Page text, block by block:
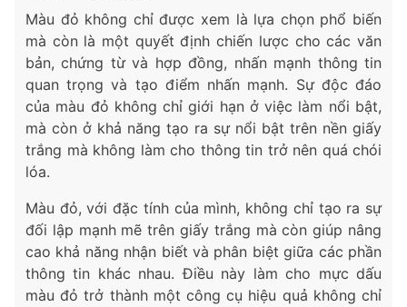
Màu đỏ không chỉ được xem là lựa chọn phổ biến
mà còn là một quyết định chiến lược cho các văn
bản, chứng từ và hợp đồng, nhấn mạnh thông tin
quan trọng và tạo điểm nhấn mạnh. Sự độc đáo
của màu đỏ không chỉ giới hạn ở việc làm nổi bật,
mà còn ở khả năng tạo ra sự nổi bật trên nền giấy
trắng mà không làm cho thông tin trở nên quá chói
lóa.
Màu đỏ, với đặc tính của mình, không chỉ tạo ra sự
đối lập mạnh mẽ trên giấy trắng mà còn giúp nâng
cao khả năng nhận biết và phân biệt giữa các phần
thông tin khác nhau. Điều này làm cho mực dấu
màu đỏ trở thành một công cụ hiệu quả không chỉ